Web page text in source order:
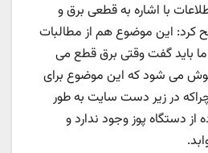
با اشاره به قطعی برق و
کرد: این موضوع هم از مطالبات
باید گفت وقتی برق قطع می
می شود که این موضوع برای
در زیر دست سایت به طور
از دستگاه پوز وجود ندارد و